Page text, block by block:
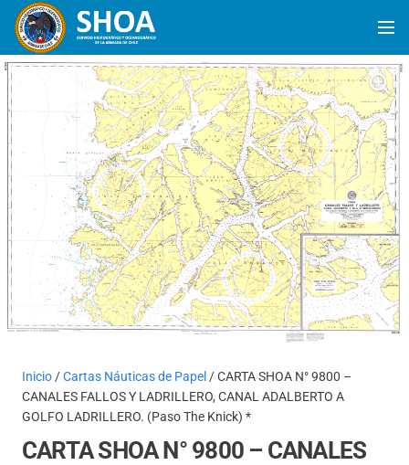
Inicio /Cartas Náuticas de Papel / CARTA SHOA N° 9800 –
CANALES FALLOS Y LADRILLERO, CANAL ADALBERTO A
GOLFO LADRILLERO. (Paso The Knick) *
CARTA SHOA N° 9800 – CANALES